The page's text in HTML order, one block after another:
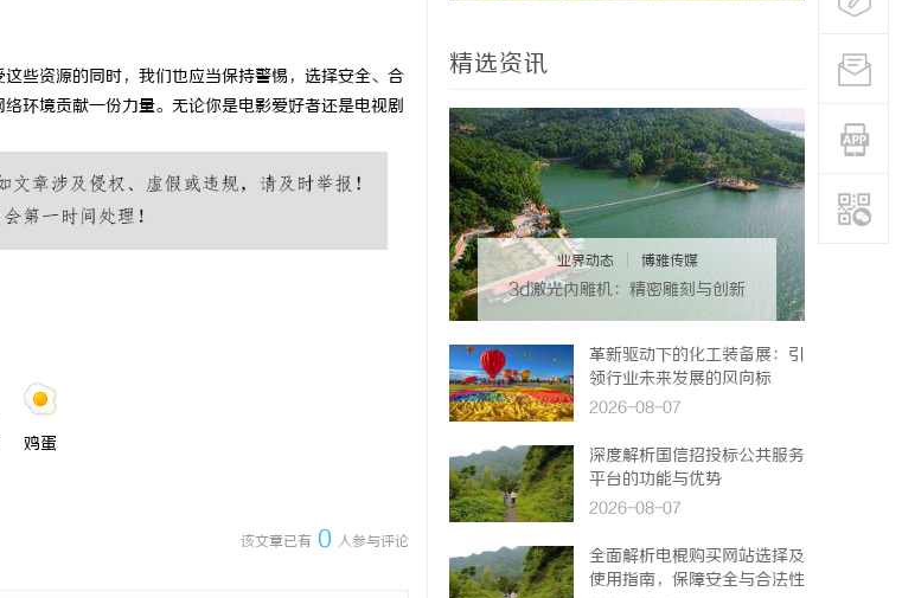
些资源的同时，我们也应当保持警惕，选择安全、合
环境贡献一份力量。无论你是电影爱好者还是电视剧
鸡蛋
该文章已有 0 人参与评论
全解析
精选资讯
业界动态 博雅传媒
3d激光内雕机：精密雕刻与创新
革新驱动下的化工装备展：引
领行业未来发展的风向标
2026-08-07
深度解析国信招投标公共服务
平台的功能与优势
2026-08-07
全面解析电棍购买网站选择及
使用指南，保障安全与合法性